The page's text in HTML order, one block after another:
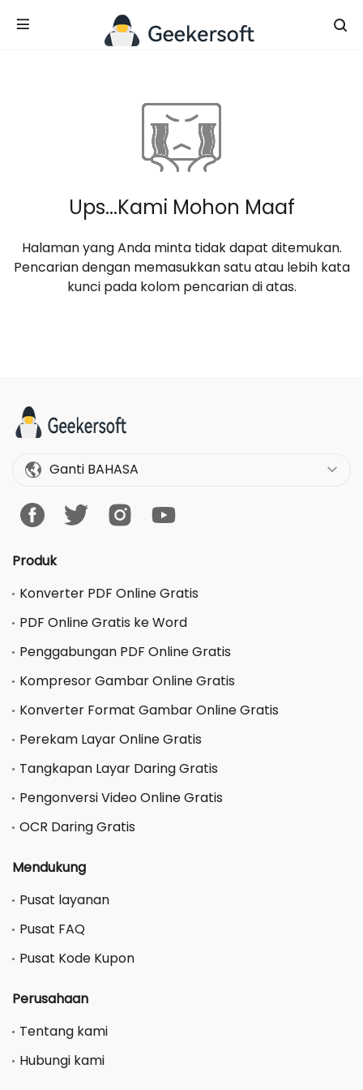
Ups...Kami Mohon Maaf
Halaman yang Anda minta tidak dapat ditemukan.
Pencarian dengan memasukkan satu atau lebih kata
kunci pada kolom pencarian di atas.
Ganti BAHASA
Produk
Konverter PDF Online Gratis
PDF Online Gratis ke Word
Penggabungan PDF Online Gratis
Kompresor Gambar Online Gratis
Konverter Format Gambar Online Gratis
Perekam Layar Online Gratis
Tangkapan Layar Daring Gratis
Pengonversi Video Online Gratis
OCR Daring Gratis
Mendukung
Pusat layanan
Pusat FAQ
Pusat Kode Kupon
Perusahaan
Tentang kami
Hubungi kami